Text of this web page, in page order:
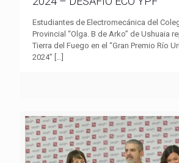
Estudiantes de Electromecánica del
Provincial “Olga. B de Arko” de Ushuaia
Tierra del Fuego en el “Gran Premio Río
2024”